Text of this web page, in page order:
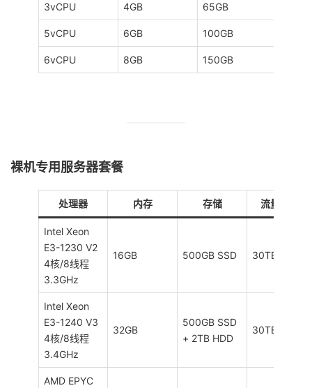
3vCPU 4GB 65GB
5vCPU 6GB 100GB
6vCPU 8GB 150GB
裸机专用服务器套餐
处理器 内存 存储 流量/带宽
Intel Xeon
E3-1230 V2
4核/8线程
3.3GHz
16GB 500GB SSD 30TB/1Gbps
Intel Xeon
E3-1240 V3
4核/8线程
3.4GHz
32GB
500GB SSD
+ 2TB HDD
30TB/1Gbps
AMD EPYC